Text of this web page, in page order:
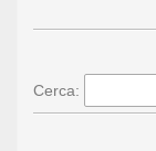
Cerca: